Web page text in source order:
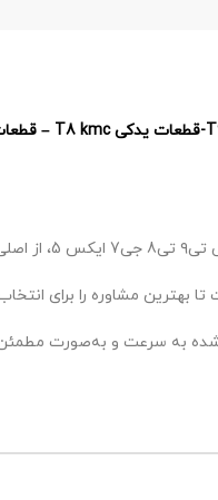
جانبی.
بهترین مشاوره را برای
شده به سرعت و به‌صورت